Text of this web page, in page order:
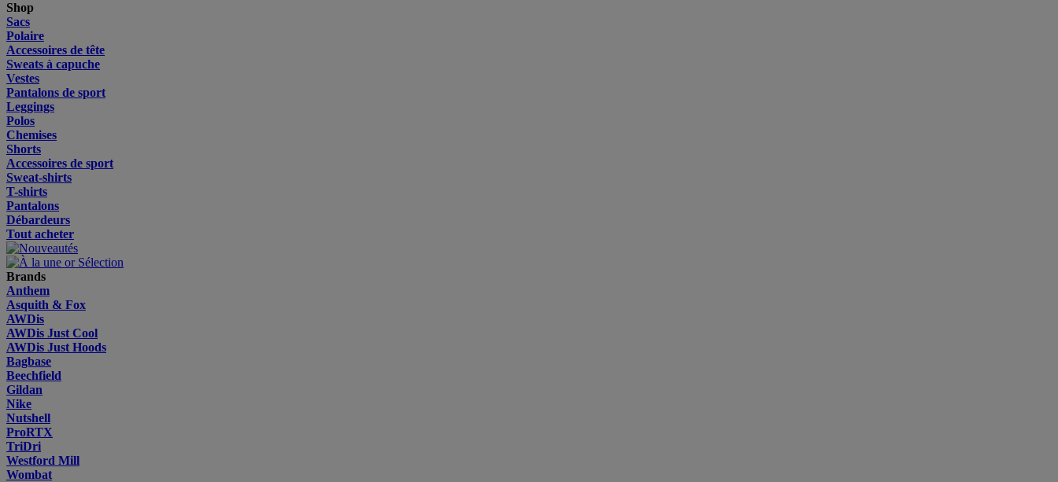
Shop
Sacs
Polaire
Accessoires de tête
Sweats à capuche
Vestes
Pantalons de sport
Leggings
Polos
Chemises
Shorts
Accessoires de sport
Sweat-shirts
T-shirts
Pantalons
Débardeurs
Tout acheter
Brands
Anthem
Asquith & Fox
AWDis
AWDis Just Cool
AWDis Just Hoods
Bagbase
Beechfield
Gildan
Nike
Nutshell
ProRTX
TriDri
Westford Mill
Wombat